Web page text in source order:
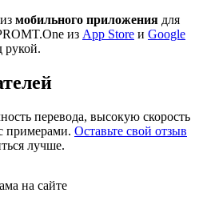
мобильного приложения для
из App Store и Google
рукой.
перевода, высокую скорость
примерами. Оставьте свой отзыв
лучше.
на сайте